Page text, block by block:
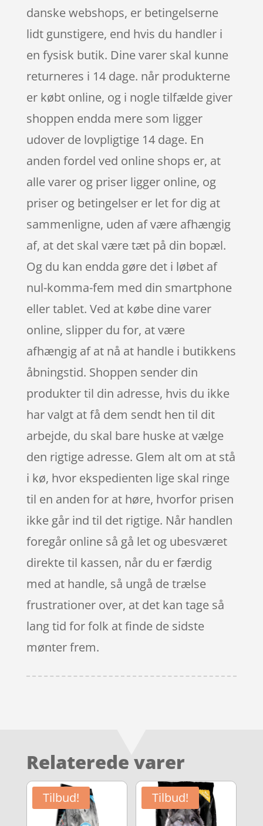
danske webshops, er betingelserne
lidt gunstigere, end hvis du handler i
en fysisk butik. Dine varer skal kunne
returneres i 14 dage. når produkterne
er købt online, og i nogle tilfælde giver
shoppen endda mere som ligger
udover de lovpligtige 14 dage. En
anden fordel ved online shops er, at
alle varer og priser ligger online, og
priser og betingelser er let for dig at
sammenligne, uden af være afhængig
af, at det skal være tæt på din bopæl.
Og du kan endda gøre det i løbet af
nul-komma-fem med din smartphone
eller tablet. Ved at købe dine varer
online, slipper du for, at være
afhængig af at nå at handle i butikkens
åbningstid. Shoppen sender din
produkter til din adresse, hvis du ikke
har valgt at få dem sendt hen til dit
arbejde, du skal bare huske at vælge
den rigtige adresse. Glem alt om at stå
i kø, hvor ekspedienten lige skal ringe
til en anden for at høre, hvorfor prisen
ikke går ind til det rigtige. Når handlen
foregår online så gå let og ubesværet
direkte til kassen, når du er færdig
med at handle, så ungå de trælse
frustrationer over, at det kan tage så
lang tid for folk at finde de sidste
mønter frem.
Relaterede varer
Tilbud! Tilbud!